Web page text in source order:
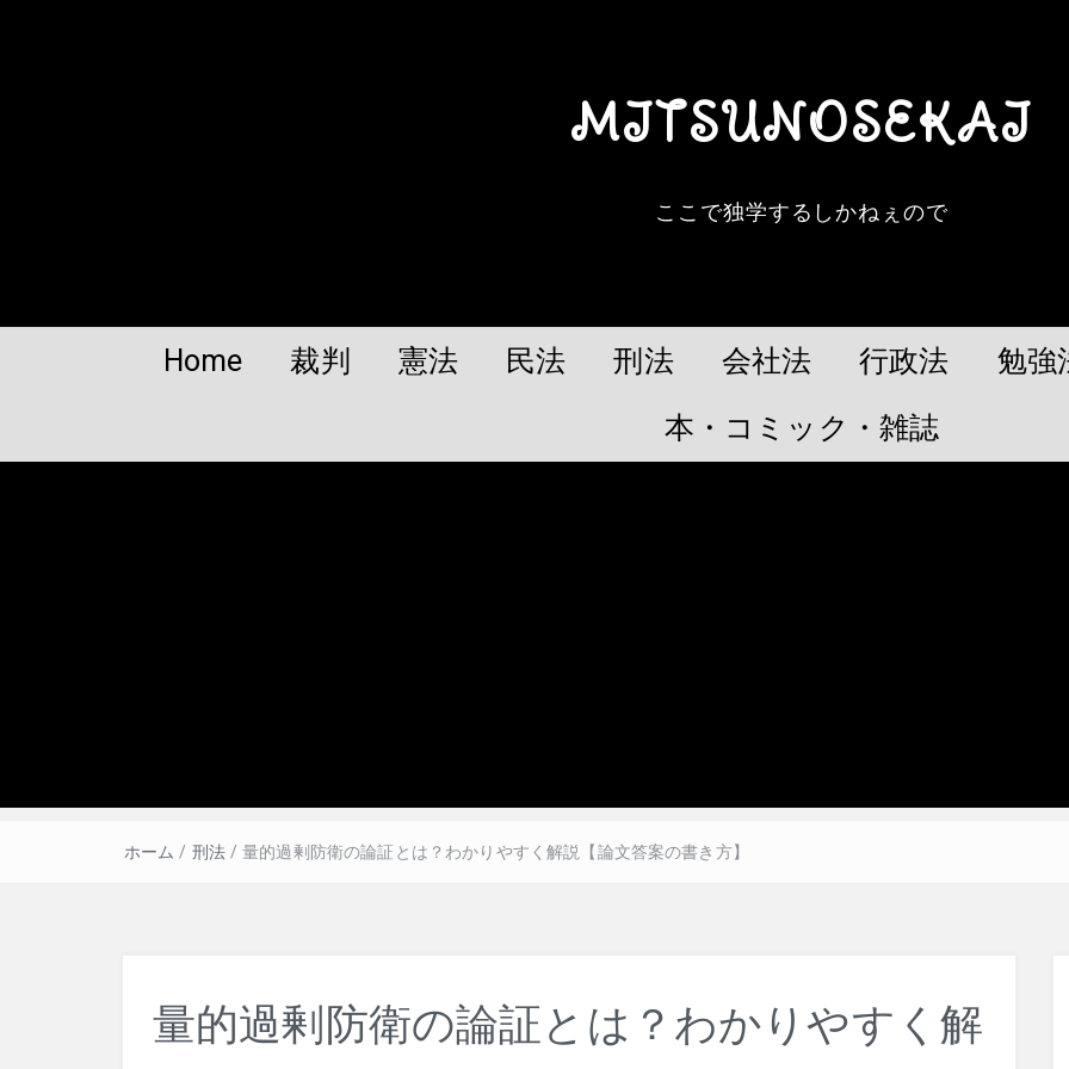
MITSUNOSEKAI
ここで独学するしかねぇので
Home 裁判 憲法 民法 刑法 会社法 行政法 勉強
本・コミック・雑誌
ホーム / 刑法 / 量的過剰防衛の論証とは？わかりやすく解説【論文答案の書き方】
量的過剰防衛の論証とは？わかりやすく解